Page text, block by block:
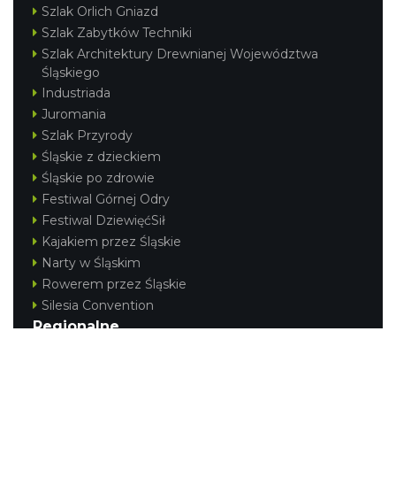
Szlak Orlich Gniazd
Szlak Zabytków Techniki
Szlak Architektury Drewnianej Województwa
Śląskiego
Industriada
Juromania
Szlak Przyrody
Śląskie z dzieckiem
Śląskie po zdrowie
Festiwal Górnej Odry
Festiwal DziewięćSił
Kajakiem przez Śląskie
Narty w Śląskim
Rowerem przez Śląskie
Silesia Convention
Regionalne